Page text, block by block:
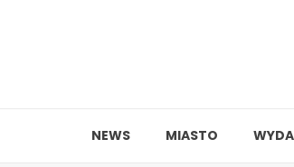
NEWS MIASTO